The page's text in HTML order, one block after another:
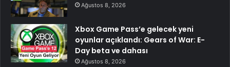
Ağustos 8, 2026
Xbox Game Pass’e gelecek yeni
oyunlar açıklandı: Gears of War: E-
Day beta ve dahası
Ağustos 8, 2026